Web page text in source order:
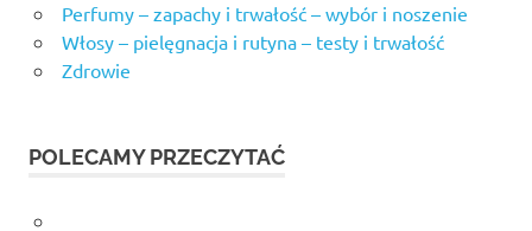
Perfumy – zapachy i trwałość – wybór i noszenie
Włosy – pielęgnacja i rutyna – testy i trwałość
Zdrowie
POLECAMY PRZECZYTAĆ